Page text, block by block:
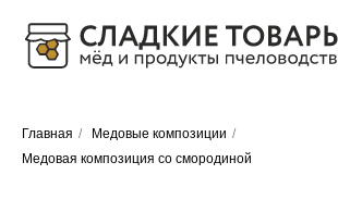
Главная / Медовые композиции /
Медовая композиция со смородиной